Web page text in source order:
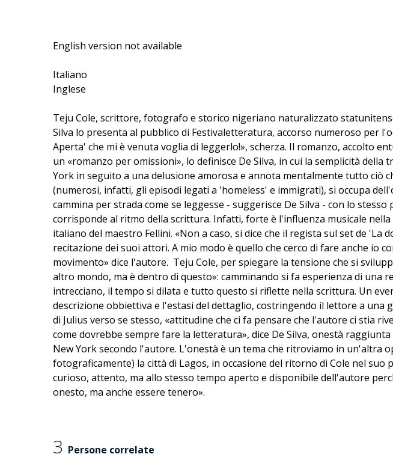
English version not available
Italiano
Inglese
Teju Cole, scrittore, fotografo e storico nigeriano naturalizzato
Silva lo presenta al pubblico di Festivaletteratura, accorso numeroso per
Aperta' che mi è venuta voglia di leggerlo!», scherza. Il romanzo, accolto
un «romanzo per omissioni», lo definisce De Silva, in cui la semplicità
York in seguito a una delusione amorosa e annota mentalmente tutto ciò
(numerosi, infatti, gli episodi legati a 'homeless' e immigrati), si occupa
cammina per strada come se leggesse - suggerisce De Silva - con lo
corrisponde al ritmo della scrittura. Infatti, forte è l'influenza musicale
italiano del maestro Fellini. «Non a caso, si dice che il regista sul set de
recitazione dei suoi attori. A mio modo è quello che cerco di fare anche io
movimento» dice l'autore. Teju Cole, per spiegare la tensione che si
altro mondo, ma è dentro di questo»: camminando si fa esperienza di
intrecciano, il tempo si dilata e tutto questo si riflette nella scrittura. Un
descrizione obbiettiva e l'estasi del dettaglio, costringendo il lettore a
di Julius verso se stesso, «attitudine che ci fa pensare che l'autore ci stia
come dovrebbe sempre fare la letteratura», dice De Silva, onestà
New York secondo l'autore. L'onestà è un tema che ritroviamo in un'altra
fotograficamente) la città di Lagos, in occasione del ritorno di Cole nel
curioso, attento, ma allo stesso tempo aperto e disponibile dell'autore
onesto, ma anche essere tenero».
3 Persone correlate